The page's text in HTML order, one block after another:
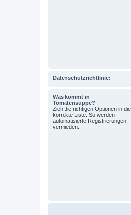
Datenschutzrichtlinie:
Was kommt in
Tomatensuppe?
Zieh die richtigen Optionen in die
korrekte Liste. So werden
automatisierte Registrierungen
vermieden.